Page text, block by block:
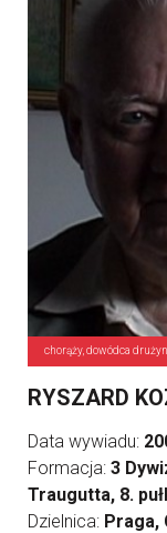
chorąży, dowódca
RYSZARD
Data wywiadu:
Formacja: 3
Traugutta, 8.
Dzielnica: Praga,